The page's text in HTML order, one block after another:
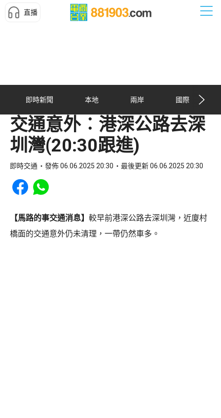
直播
即時新聞 本地 兩岸 國際
交通意外︰港深公路去深
圳灣(20:30跟進)
即時交通 發佈 06.06.2025 20:30 最後更新 06.06.2025 20:30
Share to Facebook
Share to WhatsApp
【馬路的事交通消息】 較早前港深公路去深圳灣，近廈村
橋面的交通意外仍未清理，一帶仍然車多。